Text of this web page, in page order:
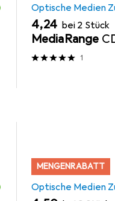
Optische Medien
EUR
4,24 bei 2 Stück
MediaRange
1
MENGENRABATT
Optische Medien